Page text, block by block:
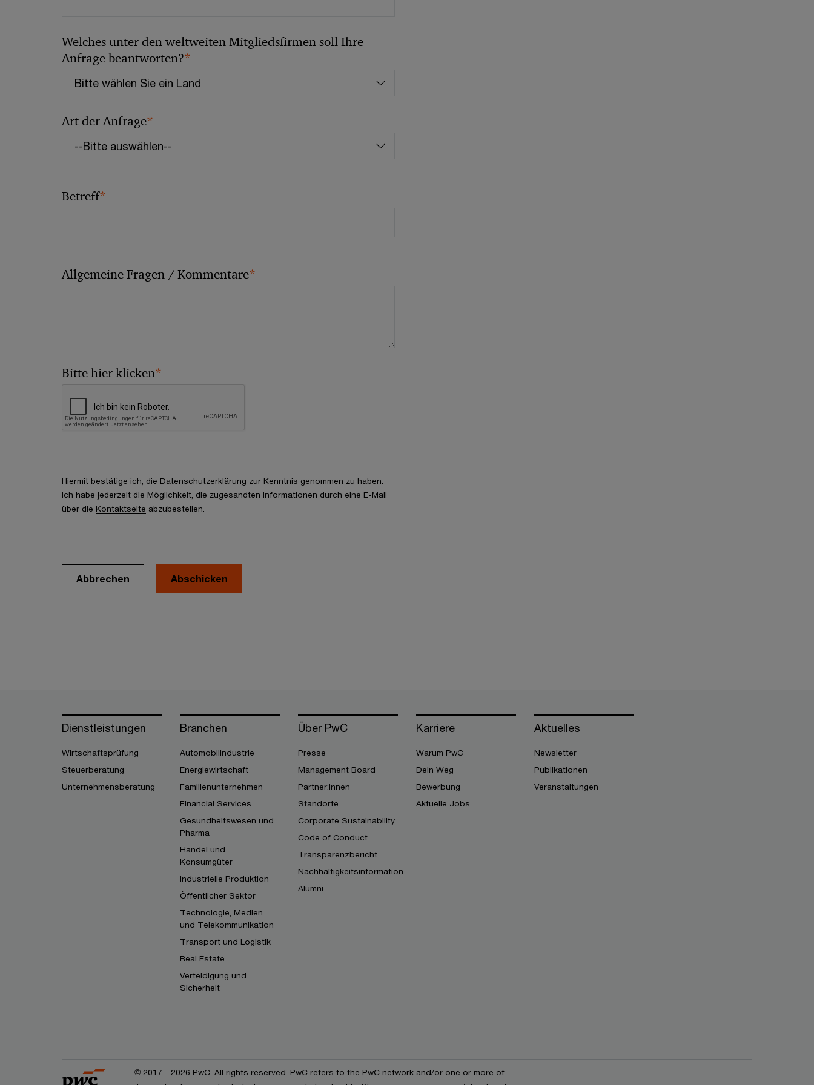
Welches unter den weltweiten Mitgliedsfirmen soll Ihre
Anfrage beantworten?*
Art der Anfrage*
Betreff*
Allgemeine Fragen / Kommentare*
Bitte hier klicken*
Hiermit bestätige ich, die Datenschutzerklärung zur Kenntnis genommen zu haben.
Ich habe jederzeit die Möglichkeit, die zugesandten Informationen durch eine E-Mail
über die Kontaktseite abzubestellen.
Abbrechen
Dienstleistungen
Wirtschaftsprüfung
Steuerberatung
Unternehmensberatung
Branchen
Automobilindustrie
Energiewirtschaft
Familienunternehmen
Financial Services
Gesundheitswesen und
Pharma
Handel und
Konsumgüter
Industrielle Produktion
Öffentlicher Sektor
Technologie, Medien
und Telekommunikation
Transport und Logistik
Real Estate
Verteidigung und
Sicherheit
Über PwC
Presse
Management Board
Partner:innen
Standorte
Corporate Sustainability
Code of Conduct
Transparenzbericht
Nachhaltigkeitsinformation
Alumni
Karriere
Warum PwC
Dein Weg
Bewerbung
Aktuelle Jobs
Aktuelles
Newsletter
Publikationen
Veranstaltungen
© 2017 - 2026 PwC. All rights reserved. PwC refers to the PwC network and/or one or more of